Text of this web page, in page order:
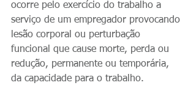
ocorre pelo exercício do trabalho a
serviço de um empregador provocando
lesão corporal ou perturbação
funcional que cause morte, perda ou
redução, permanente ou temporária,
da capacidade para o trabalho.